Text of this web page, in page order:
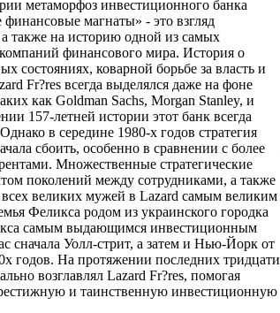
метаморфоз инвестиционного банка
магнаты» - это взгляд
также на историю одной из самых
финансового мира. История о
состояниях, коварной борьбе за власть и
Fr?res всегда выделялся даже на фоне
как Goldman Sachs, Morgan Stanley, и
157-летней истории этот банк всегда
в середине 1980-х годов стратегия
сбоить, особенно в сравнении с более
Множественные стратегические
поколений между сотрудниками, а также
великих мужей в Lazard самым великим
Феликса родом из украинского городка
самым выдающимся инвестиционным
сначала Уолл-стрит, а затем и Нью-Йорк от
годов. На протяжении последних тридцати
возглавлял Lazard Fr?res, помогая
и таинственную инвестиционную